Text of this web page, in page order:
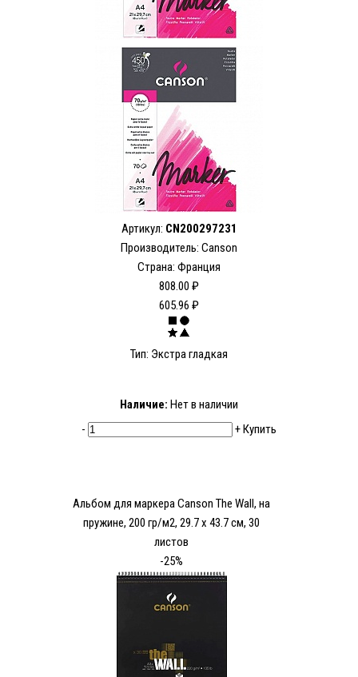
Артикул: CN200297231
Производитель: Canson
Страна: Франция
808.00 ₽
605.96 ₽
Тип: Экстра гладкая
Наличие: Нет в наличии
-
+Купить
Альбом для маркера Canson The Wall, на
пружине, 200 гр/м2, 29.7 х 43.7 см, 30
листов
-25%